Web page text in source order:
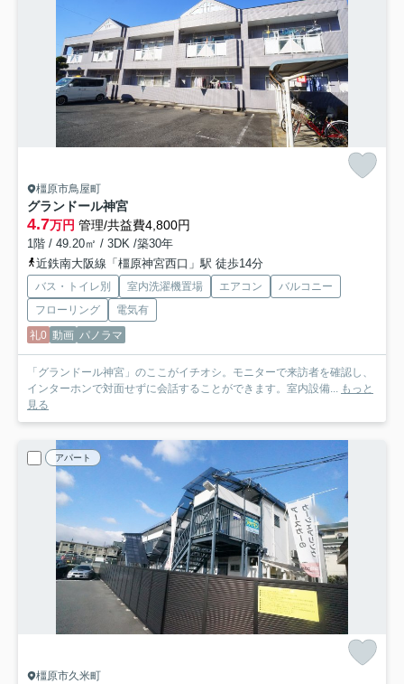
橿原市鳥屋町
グランドール神宮
4.7万円 管理/共益費4,800円
1階 / 49.20㎡ / 3DK /築30年
近鉄南大阪線「橿原神宮西口」駅 徒歩14分
バス・トイレ別 室内洗濯機置場 エアコン
バルコニー
フローリング
電気有
礼0 動画 パノラマ
「グランドール神宮」のここがイチオシ。モニターで来訪者を確認し、
インターホンで対面せずに会話することができます。室内設備... もっと
見る
アパート
橿原市久米町